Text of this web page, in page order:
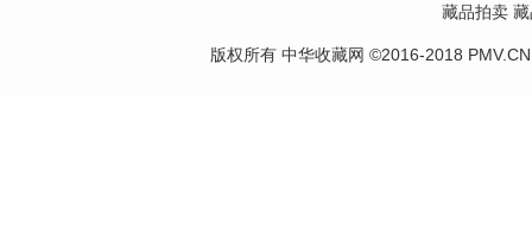
藏品拍卖
版权所有 中华收藏网 ©2016-2018